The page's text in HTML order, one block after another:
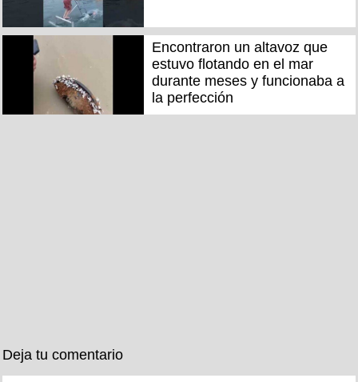
Encontraron un altavoz que
estuvo flotando en el mar
durante meses y funcionaba a
la perfección
Deja tu comentario